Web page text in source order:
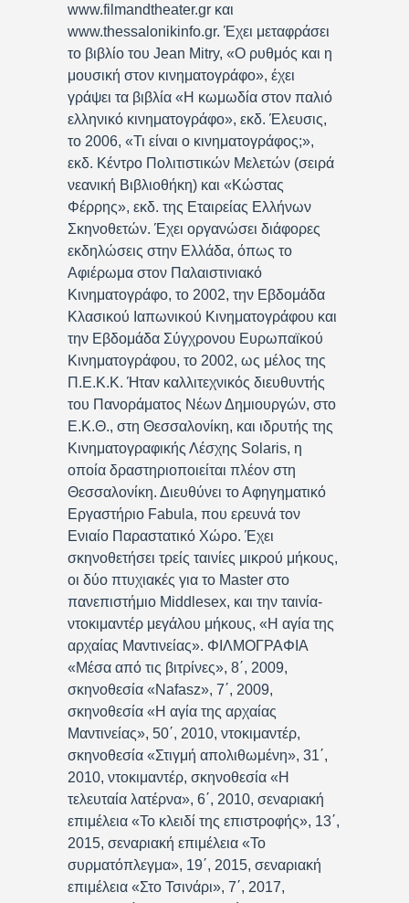
www.filmandtheater.gr και
www.thessalonikinfo.gr. Έχει μεταφράσει
το βιβλίο του Jean Mitry, «Ο ρυθμός και η
μουσική στον κινηματογράφο», έχει
γράψει τα βιβλία «Η κωμωδία στον παλιό
ελληνικό κινηματογράφο», εκδ. Έλευσις,
το 2006, «Τι είναι ο κινηματογράφος;»,
εκδ. Κέντρο Πολιτιστικών Μελετών (σειρά
νεανική Βιβλιοθήκη) και «Κώστας
Φέρρης», εκδ. της Εταιρείας Ελλήνων
Σκηνοθετών. Έχει οργανώσει διάφορες
εκδηλώσεις στην Ελλάδα, όπως το
Αφιέρωμα στον Παλαιστινιακό
Κινηματογράφο, το 2002, την Εβδομάδα
Κλασικού Ιαπωνικού Κινηματογράφου και
την Εβδομάδα Σύγχρονου Ευρωπαϊκού
Κινηματογράφου, το 2002, ως μέλος της
Π.Ε.Κ.Κ. Ήταν καλλιτεχνικός διευθυντής
του Πανοράματος Νέων Δημιουργών, στο
Ε.Κ.Θ., στη Θεσσαλονίκη, και ιδρυτής της
Κινηματογραφικής Λέσχης Solaris, η
οποία δραστηριοποιείται πλέον στη
Θεσσαλονίκη. Διευθύνει το Αφηγηματικό
Εργαστήριο Fabula, που ερευνά τον
Ενιαίο Παραστατικό Χώρο. Έχει
σκηνοθετήσει τρείς ταινίες μικρού μήκους,
οι δύο πτυχιακές για το Master στο
πανεπιστήμιο Middlesex, και την ταινία-
ντοκιμαντέρ μεγάλου μήκους, «Η αγία της
αρχαίας Μαντινείας». ΦΙΛΜΟΓΡΑΦΙΑ
«Μέσα από τις βιτρίνες», 8΄, 2009,
σκηνοθεσία «Nafasz», 7΄, 2009,
σκηνοθεσία «Η αγία της αρχαίας
Μαντινείας», 50΄, 2010, ντοκιμαντέρ,
σκηνοθεσία «Στιγμή απολιθωμένη», 31΄,
2010, ντοκιμαντέρ, σκηνοθεσία «Η
τελευταία λατέρνα», 6΄, 2010, σεναριακή
επιμέλεια «Το κλειδί της επιστροφής», 13΄,
2015, σεναριακή επιμέλεια «Το
συρματόπλεγμα», 19΄, 2015, σεναριακή
επιμέλεια «Στο Τσινάρι», 7΄, 2017,